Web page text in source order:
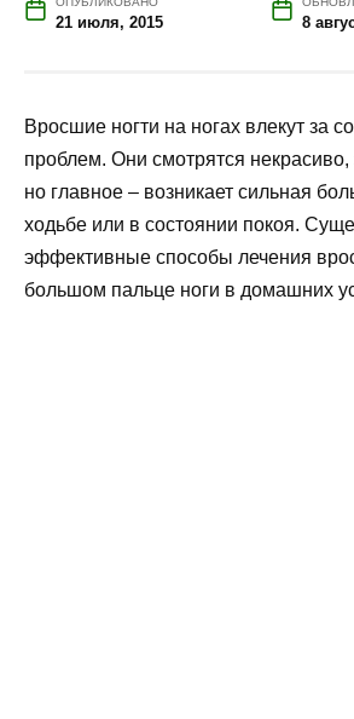
21 июля, 2015 8
Вросшие ногти на ногах влекут за
проблем. Они смотрятся некрасиво,
но главное – возникает сильная
ходьбе или в состоянии покоя.
эффективные способы лечения
большом пальце ноги в домашних